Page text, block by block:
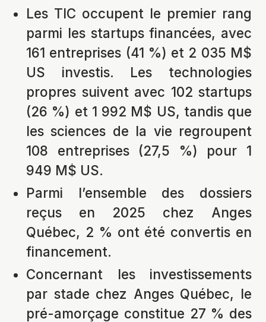
Les TIC occupent le premier rang
parmi les startups financées, avec
161 entreprises (41 %) et 2 035 M$
US investis. Les technologies
propres suivent avec 102 startups
(26 %) et 1 992 M$ US, tandis que
les sciences de la vie regroupent
108 entreprises (27,5 %) pour 1
949 M$ US.
Parmi l’ensemble des dossiers
reçus en 2025 chez Anges
Québec, 2 % ont été convertis en
financement.
Concernant les investissements
par stade chez Anges Québec, le
pré-amorçage constitue 27 % des